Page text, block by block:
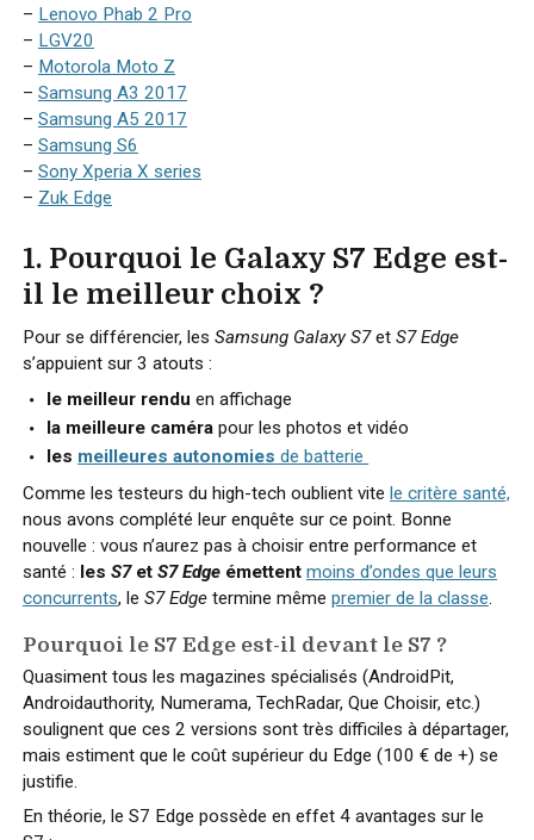
– Lenovo Phab 2 Pro
– LGV20
– Motorola Moto Z
– Samsung A3 2017
– Samsung A5 2017
– Samsung S6
– Sony Xperia X series
– Zuk Edge
1. Pourquoi le Galaxy S7 Edge est-
il le meilleur choix ?
Pour se différencier, les Samsung Galaxy S7et S7 Edge
s’appuient sur 3 atouts :
le meilleur rendu en affichage
la meilleure caméra pour les photos et vidéo
les meilleures autonomies de batterie
Comme les testeurs du high-tech oublient vite le critère santé,
nous avons complété leur enquête sur ce point. Bonne
nouvelle : vous n’aurez pas à choisir entre performance et
santé : les S7et S7 Edgeémettent moins d’ondes que leurs
concurrents, le S7 Edgetermine même premier de la classe.
Pourquoi le S7 Edge est-il devant le S7 ?
Quasiment tous les magazines spécialisés (AndroidPit,
Androidauthority, Numerama, TechRadar, Que Choisir, etc.)
soulignent que ces 2 versions sont très difficiles à départager,
mais estiment que le coût supérieur du Edge (100 € de +) se
justifie.
En théorie, le S7 Edge possède en effet 4 avantages sur le